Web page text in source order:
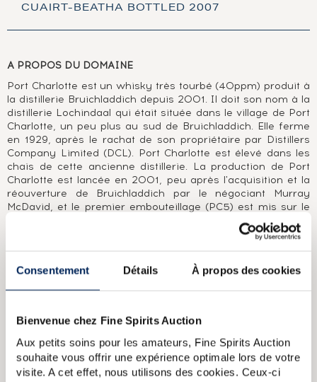
Consentement Détails À propos des cookies
Bienvenue chez Fine Spirits Auction
Aux petits soins pour les amateurs, Fine Spirits Auction
souhaite vous offrir une expérience optimale lors de votre
visite. A cet effet, nous utilisons des cookies. Ceux-ci
CUAIRT-BEATHA BOTTLED 2007
A PROPOS DU DOMAINE
Port Charlotte est un whisky très tourbé (40ppm) produit à
la distillerie Bruichladdich depuis 2001. Il doit son nom à la
distillerie Lochindaal qui était située dans le village de Port
Charlotte, un peu plus au sud de Bruichladdich. Elle ferme
en 1929, après le rachat de son propriétaire par Distillers
Company Limited (DCL). Port Charlotte est élevé dans les
chais de cette ancienne distillerie. La production de Port
Charlotte est lancée en 2001, peu après l'acquisition et la
réouverture de Bruichladdich par le négociant Murray
McDavid, et le premier embouteillage (PC5) est mis sur le
marché en 2006. Fidèle à l'esprit de Bruichladdich instillé
par Jim McEwan, on en trouve des version avec des orges
embouteillé en 2007. Le « 6 » correspond à l'âge du whisky.
Cette gamme est la première sortie par Bruichladdich pour
Port Charlotte. PC6 a été élevé en fût de bourbon puis
affiné en fût de Madère. Edition limitée à 18 000 bouteilles.